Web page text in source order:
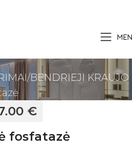
BENDRIEJI KRAUJO
€
fosfatazė